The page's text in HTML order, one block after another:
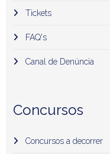
Tickets
FAQ's
Canal de Denúncia
Concursos
Concursos a decorrer